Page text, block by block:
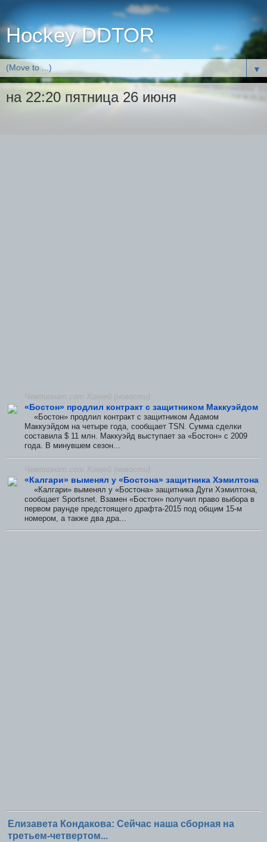
Hockey DDTOR
▼
на 22:20 пятница 26 июня
Чемпионат.com Хоккей (новости)
«Бостон» продлил контракт с защитником Маккуэйдом
«Бостон» продлил контракт с защитником Адамом
Маккуэйдом на четыре года, сообщает TSN. Сумма сделки
составила $ 11 млн. Маккуэйд выступает за «Бостон» с 2009
года. В минувшем сезон...
Чемпионат.com Хоккей (новости)
«Калгари» выменял у «Бостона» защитника Хэмилтона
«Калгари» выменял у «Бостона» защитника Дуги Хэмилтона,
сообщает Sportsnet. Взамен «Бостон» получил право выбора в
первом раунде предстоящего драфта-2015 под общим 15-м
номером, а также два дра...
Елизавета Кондакова: Сейчас наша сборная на
третьем-четвертом...